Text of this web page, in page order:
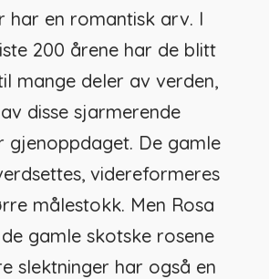
har en romantisk arv. I
200 årene har de blitt
mange deler av verden,
disse sjarmerende
gjenoppdaget. De gamle
videreformeres
målestokk. Men Rosa
de gamle skotske rosene
slektninger har også en